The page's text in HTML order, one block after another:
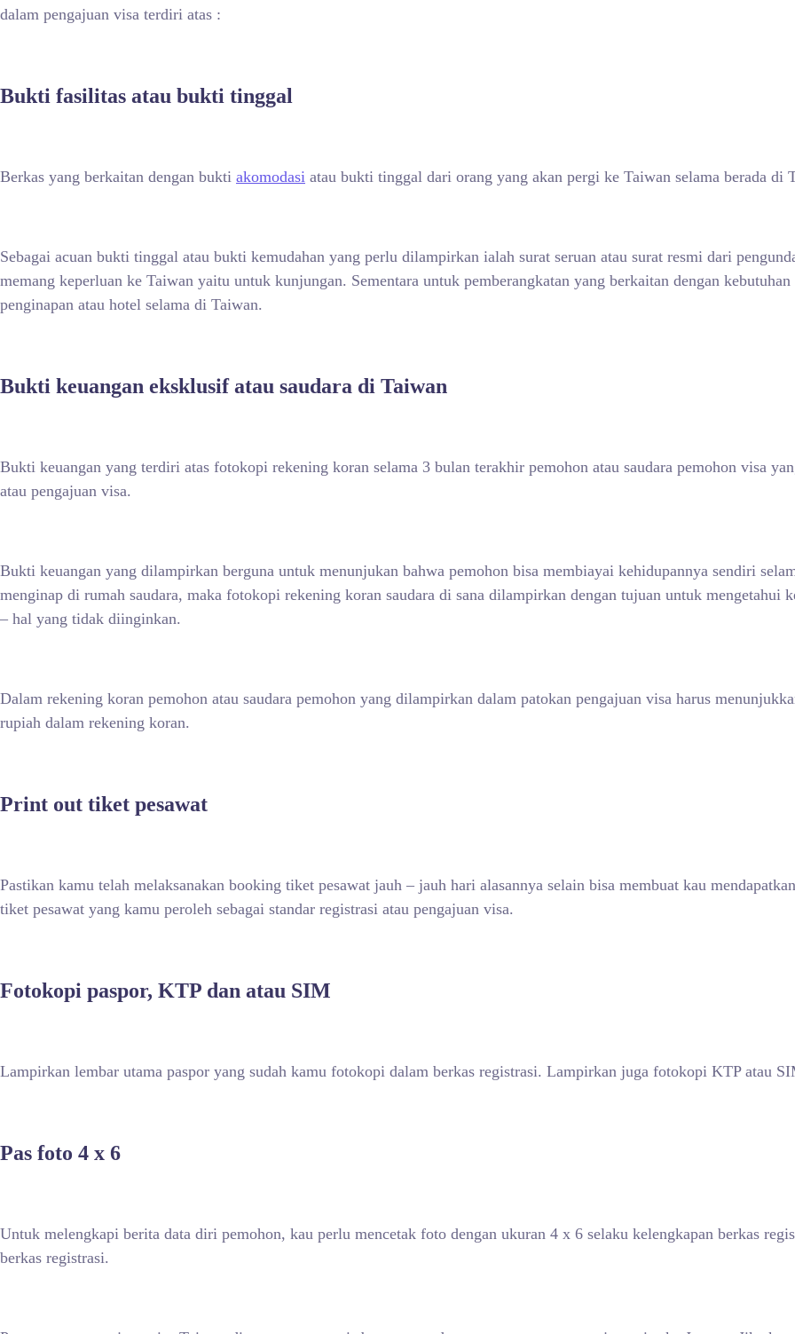
dalam pengajuan visa terdiri atas :
Bukti fasilitas atau bukti tinggal
Berkas yang berkaitan dengan bukti akomodasi atau bukti tinggal dari orang yang akan pergi ke Taiwan selama berada di
Sebagai acuan bukti tinggal atau bukti kemudahan yang perlu dilampirkan ialah surat seruan atau surat resmi dari
memang keperluan ke Taiwan yaitu untuk kunjungan. Sementara untuk pemberangkatan yang berkaitan dengan
penginapan atau hotel selama di Taiwan.
Bukti keuangan eksklusif atau saudara di Taiwan
Bukti keuangan yang terdiri atas fotokopi rekening koran selama 3 bulan terakhir pemohon atau saudara pemohon visa
atau pengajuan visa.
Bukti keuangan yang dilampirkan berguna untuk menunjukan bahwa pemohon bisa membiayai kehidupannya sendiri
menginap di rumah saudara, maka fotokopi rekening koran saudara di sana dilampirkan dengan tujuan untuk mengetahui
– hal yang tidak diinginkan.
Dalam rekening koran pemohon atau saudara pemohon yang dilampirkan dalam patokan pengajuan visa harus
rupiah dalam rekening koran.
Print out tiket pesawat
Pastikan kamu telah melaksanakan booking tiket pesawat jauh – jauh hari alasannya selain bisa membuat kau
tiket pesawat yang kamu peroleh sebagai standar registrasi atau pengajuan visa.
Fotokopi paspor, KTP dan atau SIM
Lampirkan lembar utama paspor yang sudah kamu fotokopi dalam berkas registrasi. Lampirkan juga fotokopi KTP atau
Pas foto 4 x 6
Untuk melengkapi berita data diri pemohon, kau perlu mencetak foto dengan ukuran 4 x 6 selaku kelengkapan berkas
berkas registrasi.